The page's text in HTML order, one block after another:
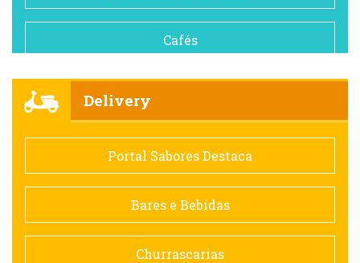
Cafés
Comida saudável
Contemporânea
Doceria
Delivery
Portal Sabores Destaca
Bares e Bebidas
Churrascarias